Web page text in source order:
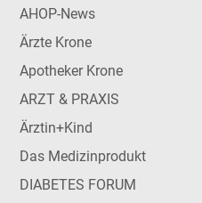
AHOP-News
Ärzte Krone
Apotheker Krone
ARZT & PRAXIS
Ärztin+Kind
Das Medizinprodukt
DIABETES FORUM